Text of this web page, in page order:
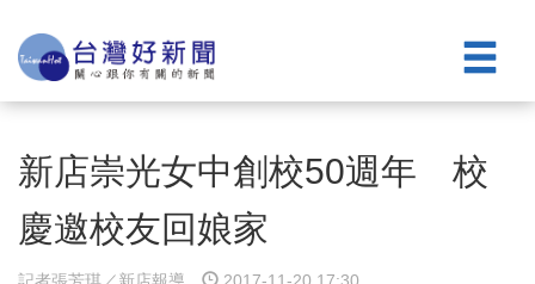
新店崇光女中創校50週年 校
慶邀校友回娘家